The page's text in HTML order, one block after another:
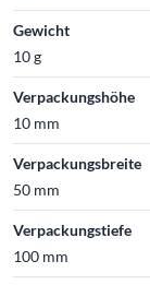
Gewicht
10 g
Verpackungshöhe
10 mm
Verpackungsbreite
50 mm
Verpackungstiefe
100 mm